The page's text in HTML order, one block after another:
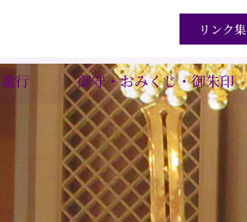
リンク集
瀧行 御守・おみくじ・御朱印